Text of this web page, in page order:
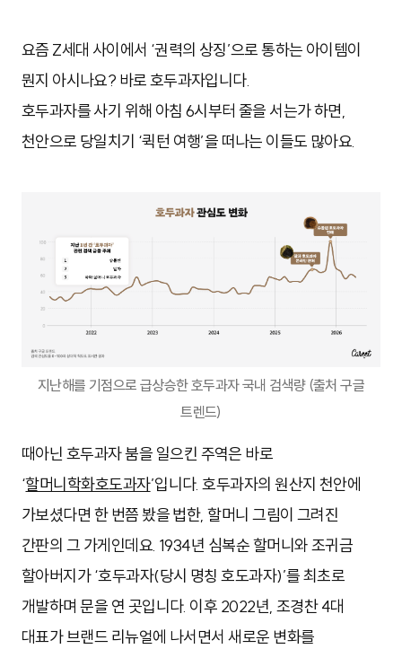
요즘 Z세대 사이에서 ‘권력의 상징’으로 통하는 아이템이
뭔지 아시나요? 바로 호두과자입니다.
호두과자를 사기 위해 아침 6시부터 줄을 서는가 하면,
천안으로 당일치기 ‘퀵턴 여행’을 떠나는 이들도 많아요.
지난해를 기점으로 급상승한 호두과자 국내 검색량 (출처 구글
트렌드)
때아닌 호두과자 붐을 일으킨 주역은 바로
‘할머니학화호도과자’입니다. 호두과자의 원산지 천안에
가보셨다면 한 번쯤 봤을 법한, 할머니 그림이 그려진
간판의 그 가게인데요. 1934년 심복순 할머니와 조귀금
할아버지가 ‘호두과자(당시 명칭 호도과자)’를 최초로
개발하며 문을 연 곳입니다. 이후 2022년, 조경찬 4대
대표가 브랜드 리뉴얼에 나서면서 새로운 변화를